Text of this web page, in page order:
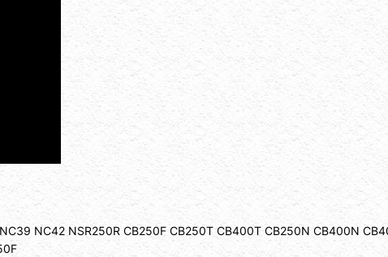
NC42 NSR250R CB250F CB250T CB400T CB250N CB400N